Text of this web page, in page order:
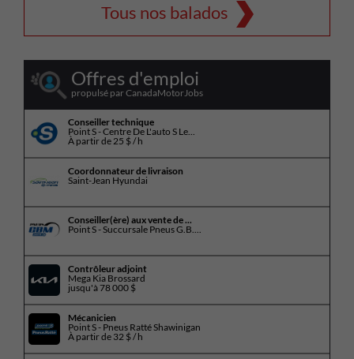
Tous nos balados
Offres d'emploi
propulsé par CanadaMotorJobs
Conseiller technique
Point S - Centre De L'auto S Le...
À partir de25 $ / h
Coordonnateur de livraison
Saint-Jean Hyundai
Conseiller(ère) aux vente de ...
Point S - Succursale Pneus G.B....
Contrôleur adjoint
Mega Kia Brossard
jusqu'à78 000 $
Mécanicien
Point S - Pneus Ratté Shawinigan
À partir de 32 $ / h